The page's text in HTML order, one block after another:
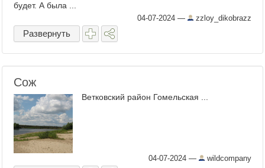
будет. А была ...
04-07-2024 — zzloy_dikobrazz
Развернуть
Сож
Ветковский район Гомельская ...
04-07-2024 — wildcompany